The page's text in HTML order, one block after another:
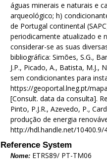
águas minerais e naturais e
arqueológico; h)
de Portugal continental
periodicamente atualizado e
considerar-se as suas
bibliográfica: Simões, S.G.,
J.P., Picado, A., Batista, M.J.,
sem condicionantes para
https://geoportal.lneg.pt/
[Consult. data da consulta].
Pinto, P.J.R., Azevedo, P.,
produção de energia
http://hdl.handle.net/10400.9/
Reference System
Nome: ETRS89/ PT-TM06